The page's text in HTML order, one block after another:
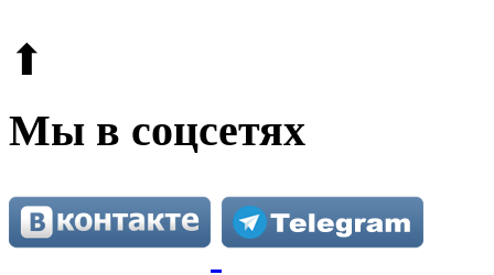
⬆
Мы в соцсетях